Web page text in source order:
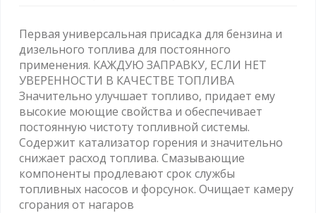
Первая универсальная присадка для бензина и
дизельного топлива для постоянного
применения. КАЖДУЮ ЗАПРАВКУ, ЕСЛИ НЕТ
УВЕРЕННОСТИ В КАЧЕСТВЕ ТОПЛИВА
Значительно улучшает топливо, придает ему
высокие моющие свойства и обеспечивает
постоянную чистоту топливной системы.
Содержит катализатор горения и значительно
снижает расход топлива. Смазывающие
компоненты продлевают срок службы
топливных насосов и форсунок. Очищает камеру
сгорания от нагаров